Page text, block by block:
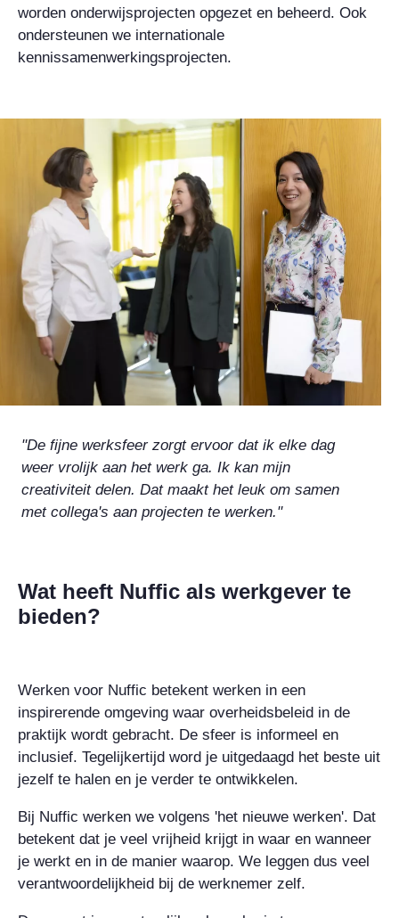
worden onderwijsprojecten opgezet en beheerd. Ook
ondersteunen we internationale
kennissamenwerkingsprojecten.
"De fijne werksfeer zorgt ervoor dat ik elke dag
weer vrolijk aan het werk ga. Ik kan mijn
creativiteit delen. Dat maakt het leuk om samen
met collega's aan projecten te werken."
Wat heeft Nuffic als werkgever te
bieden?
Werken voor Nuffic betekent werken in een
inspirerende omgeving waar overheidsbeleid in de
praktijk wordt gebracht. De sfeer is informeel en
inclusief. Tegelijkertijd word je uitgedaagd het beste uit
jezelf te halen en je verder te ontwikkelen.
Bij Nuffic werken we volgens 'het nieuwe werken'. Dat
betekent dat je veel vrijheid krijgt in waar en wanneer
je werkt en in de manier waarop. We leggen dus veel
verantwoordelijkheid bij de werknemer zelf.